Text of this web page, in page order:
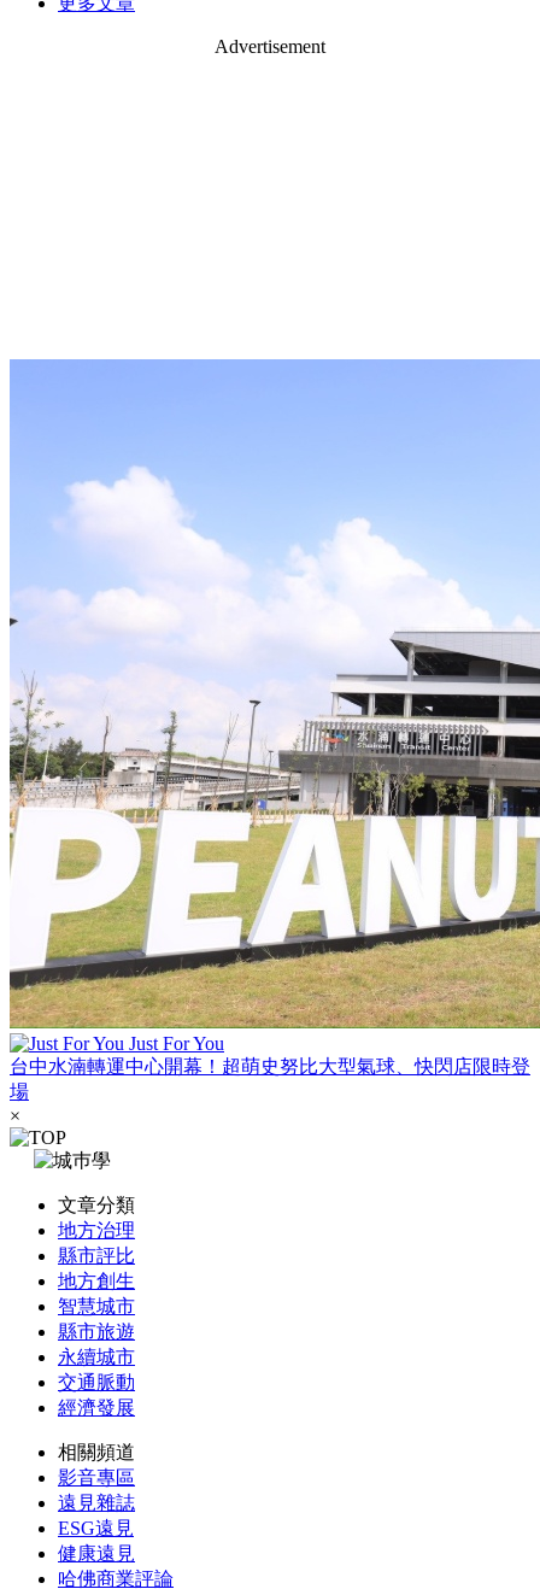
Advertisement
Just For You
台中水湳轉運中心開幕！超萌史努比大型氣球、快閃店限時登
場
×
文章分類
地方治理
縣市評比
地方創生
智慧城市
縣市旅遊
永續城市
交通脈動
經濟發展
相關頻道
影音專區
遠見雜誌
ESG遠見
健康遠見
哈佛商業評論